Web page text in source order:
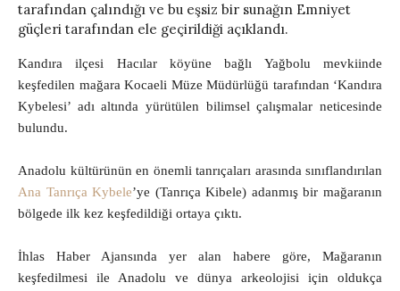
tarafından çalındığı ve bu eşsiz bir sunağın Emniyet
güçleri tarafından ele geçirildiği açıklandı.
Kandıra ilçesi Hacılar köyüne bağlı Yağbolu mevkiinde
keşfedilen mağara Kocaeli Müze Müdürlüğü tarafından ‘Kandıra
Kybelesi’ adı altında yürütülen bilimsel çalışmalar neticesinde
bulundu.
Anadolu kültürünün en önemli tanrıçaları arasında sınıflandırılan
Ana Tanrıça Kybele’ye (Tanrıça Kibele) adanmış bir mağaranın
bölgede ilk kez keşfedildiği ortaya çıktı.
İhlas Haber Ajansında yer alan habere göre, Mağaranın
keşfedilmesi ile Anadolu ve dünya arkeolojisi için oldukça